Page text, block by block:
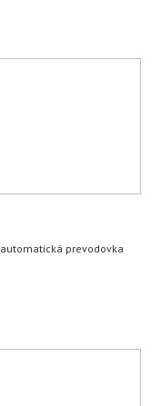
automatická prevodovka